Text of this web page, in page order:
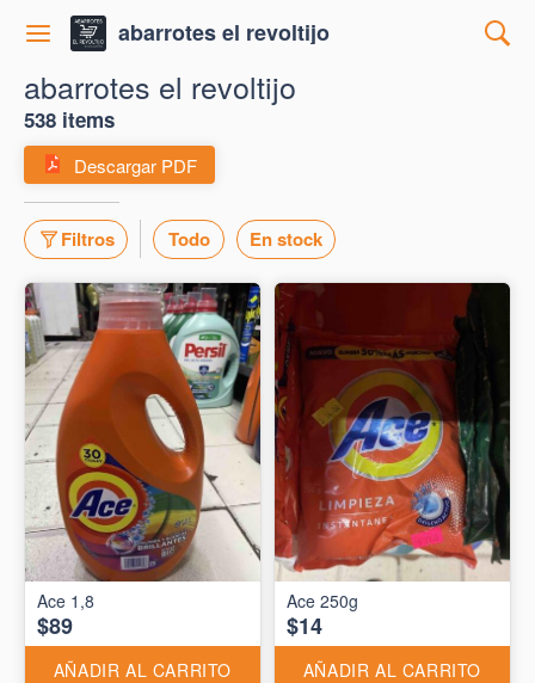
abarrotes el revoltijo
abarrotes el revoltijo
538 items
Descargar PDF
Filtros Todo En stock
Ace 1,8
$89
AÑADIR AL CARRITO
Ace 250g
$14
AÑADIR AL CARRITO